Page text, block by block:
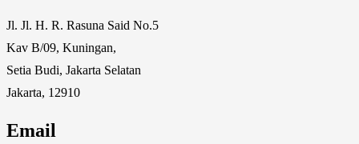
Jl. Jl. H. R. Rasuna Said No.5
Kav B/09, Kuningan,
Setia Budi, Jakarta Selatan
Jakarta, 12910
Email